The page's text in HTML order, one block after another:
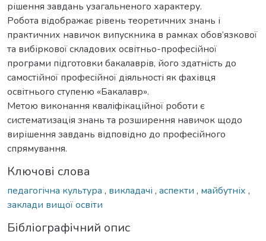
рішення завдань узагальненого характеру.
Робота відображає рівень теоретичних знань і
практичних навичок випускника в рамках обов’язкової
та вибіркової складових освітньо-професійної
програми підготовки бакалаврів, його здатність до
самостійної професійної діяльності як фахівця
освітнього ступеню «Бакалавр».
Метою виконання кваліфікаційної роботи є
систематизація знань та розширення навичок щодо
вирішення завдань відповідно до професійного
спрямування.
Ключові слова
педагогічна культура , викладачі , аспекти , майбутніх ,
заклади вищої освіти
Бібліографічний опис